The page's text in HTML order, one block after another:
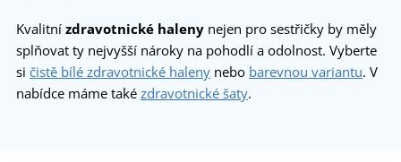
Kvalitní zdravotnické haleny nejen pro sestřičky by měly
splňovat ty nejvyšší nároky na pohodlí a odolnost. Vyberte
si čistě bílé zdravotnické haleny nebo barevnou variantu. V
nabídce máme také zdravotnické šaty.